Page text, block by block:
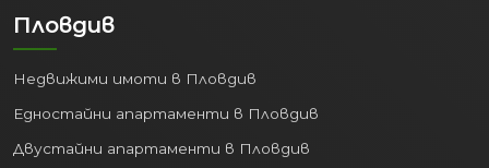
3. Високо качество на
Животът във Варна предлага
на големия град и спокойствието на
Пловдив
Недвижими имоти в Пловдив
Едностайни апартаменти в Пловдив
Двустайни апартаменти в Пловдив